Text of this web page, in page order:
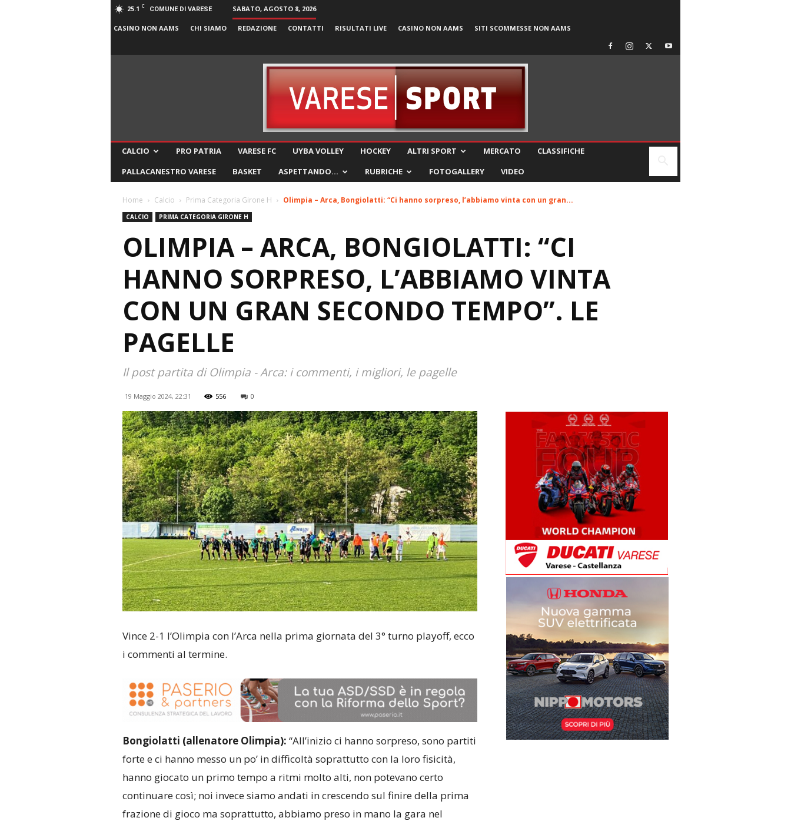
25.1 C COMUNE DI VARESE SABATO, AGOSTO 8, 2026
CASINO NON AAMS CHI SIAMO REDAZIONE CONTATTI RISULTATI LIVE CASINO NON AAMS SITI SCOMMESSE NON AAMS
CALCIO PRO PATRIA VARESE FC UYBA VOLLEY HOCKEY ALTRI SPORT MERCATO
CLASSIFICHE
PALLACANESTRO VARESE
BASKET ASPETTANDO… RUBRICHE FOTOGALLERY VIDEO
Home Calcio Prima Categoria Girone H Olimpia – Arca, Bongiolatti: “Ci hanno sorpreso, l’abbiamo vinta con un gran...
CALCIO PRIMA CATEGORIA GIRONE H
OLIMPIA – ARCA, BONGIOLATTI: “CI
HANNO SORPRESO, L’ABBIAMO VINTA
CON UN GRAN SECONDO TEMPO”. LE
PAGELLE
Il post partita di Olimpia - Arca: i commenti, i migliori, le pagelle
19 Maggio 2024, 22:31 556 0
Vince 2-1 l’Olimpia con l’Arca nella prima giornata del 3° turno playoff, ecco
i commenti al termine.
Bongiolatti (allenatore Olimpia): “All’inizio ci hanno sorpreso, sono partiti
forte e ci hanno messo un po’ in difficoltà soprattutto con la loro fisicità,
hanno giocato un primo tempo a ritmi molto alti, non potevano certo
continuare così; noi invece siamo andati in crescendo sul finire della prima
frazione di gioco ma soprattutto, abbiamo preso in mano la gara nel